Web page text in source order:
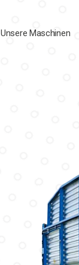
Unsere Maschinen